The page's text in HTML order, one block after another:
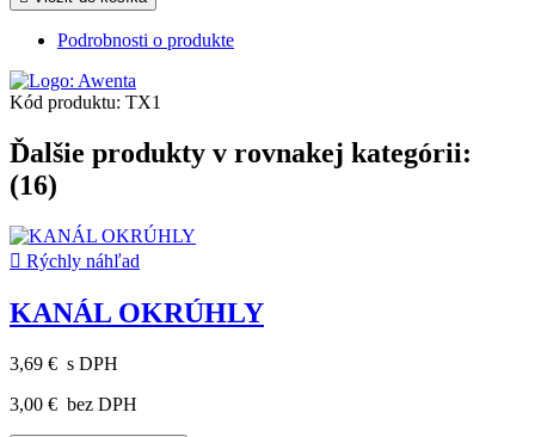
Podrobnosti o produkte
Kód produktu: TX1
Ďalšie produkty v rovnakej kategórii:
(16)
 Rýchly náhľad
KANÁL OKRÚHLY
3,69 € s DPH
3,00 € bez DPH